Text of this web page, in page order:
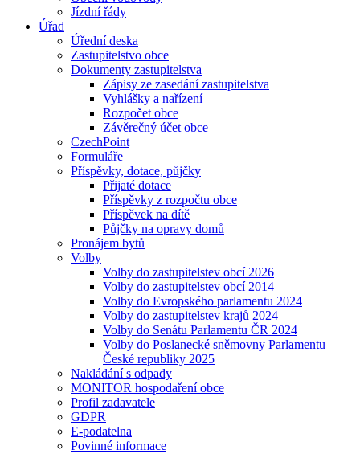
Jízdní řády
Úřad
Úřední deska
Zastupitelstvo obce
Dokumenty zastupitelstva
Zápisy ze zasedání zastupitelstva
Vyhlášky a nařízení
Rozpočet obce
Závěrečný účet obce
CzechPoint
Formuláře
Příspěvky, dotace, půjčky
Přijaté dotace
Příspěvky z rozpočtu obce
Příspěvek na dítě
Půjčky na opravy domů
Pronájem bytů
Volby
Volby do zastupitelstev obcí 2026
Volby do zastupitelstev obcí 2014
Volby do Evropského parlamentu 2024
Volby do zastupitelstev krajů 2024
Volby do Senátu Parlamentu ČR 2024
Volby do Poslanecké sněmovny Parlamentu
České republiky 2025
Nakládání s odpady
MONITOR hospodaření obce
Profil zadavatele
GDPR
E-podatelna
Povinné informace